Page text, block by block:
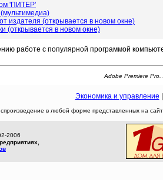
'ПИТЕР'
издателя (открывается в новом окне)
(открывается в новом окне)
работе с популярной программой
Adobe Premiere
Экономика и управление
в любой форме представленных на
2006